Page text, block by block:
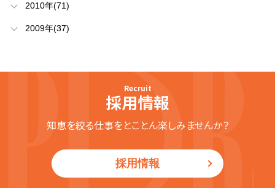
2010年(71)
2009年(37)
Recruit
採用情報
知恵を絞る仕事をとことん楽しみませんか？
採用情報